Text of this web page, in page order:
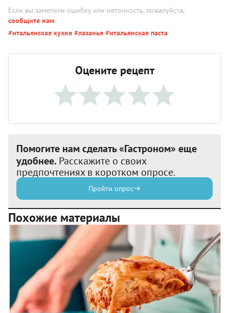
Если вы заметили ошибку или неточность, пожалуйста,
сообщите нам.
#итальянская кухня #лазанья #итальянская паста
Оцените рецепт
Помогите нам сделать «Гастроном» еще
удобнее. Расскажите о своих
предпочтениях в коротком опросе.
Пройти опрос
Похожие материалы